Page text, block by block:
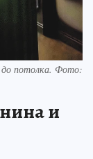
потолка. Фото:
и